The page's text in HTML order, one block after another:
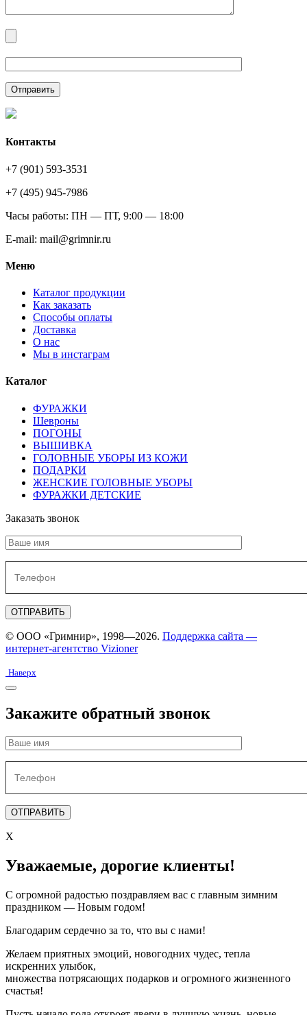
Контакты
+7 (901) 593-3531
+7 (495) 945-7986
Часы работы: ПН — ПТ, 9:00 — 18:00
E-mail: mail@grimnir.ru
Меню
Каталог продукции
Как заказать
Способы оплаты
Доставка
О нас
Мы в инстаграм
Каталог
ФУРАЖКИ
Шевроны
ПОГОНЫ
ВЫШИВКА
ГОЛОВНЫЕ УБОРЫ ИЗ КОЖИ
ПОДАРКИ
ЖЕНСКИЕ ГОЛОВНЫЕ УБОРЫ
ФУРАЖКИ ДЕТСКИЕ
Заказать звонок
© ООО «Гримнир», 1998—2026. Поддержка сайта —
интернет-агентство Vizioner
Наверх
Закажите обратный звонок
X
Уважаемые, дорогие клиенты!
С огромной радостью поздравляем вас с главным зимним
праздником — Новым годом!
Благодарим сердечно за то, что вы с нами!
Желаем приятных эмоций, новогодних чудес, тепла
искренних улыбок,
множества потрясающих подарков и огромного жизненного
счастья!